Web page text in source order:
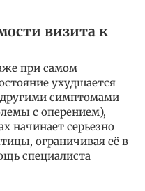
визита к
при самом
ухудшается
симптомами
с оперением),
начинает серьезно
ограничивая её в
специалиста